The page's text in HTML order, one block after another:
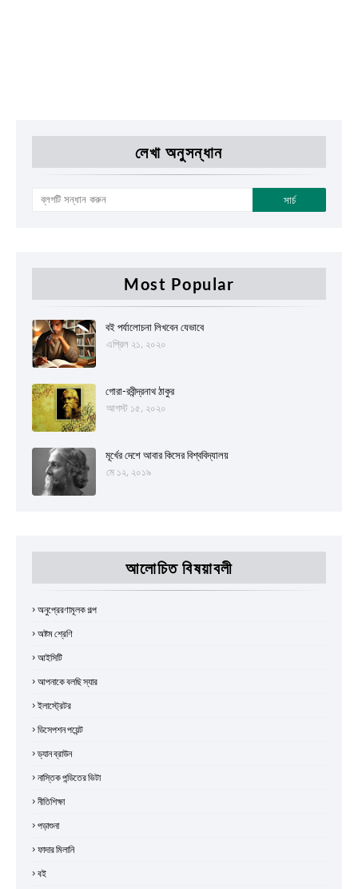
লেখা অনুসন্ধান
Most Popular
বই পর্যালোচনা লিখবেন যেভাবে
এপ্রিল ২১, ২০২০
গোরা-রবীন্দ্রনাথ ঠাকুর
আগস্ট ১৫, ২০২০
মূর্খের দেশে আবার কিসের বিশ্ববিদ্যালয়
মে ১২, ২০১৯
আলোচিত বিষয়াবলী
অনুপ্রেরণামূলক গল্প
অষ্টম শ্রেণি
আইসিটি
আপনাকে বলছি স্যার
ইলাস্ট্রেটর
ডিসেপশন পয়েন্ট
ড্যান ব্রাউন
নাস্তিক পন্ডিতের ভিটা
নীতিশিক্ষা
পড়াশুনা
ফাদার মিলানি
বই